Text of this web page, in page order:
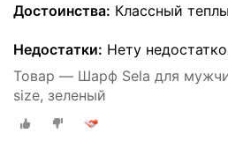
Достоинства: Классный
Недостатки: Нету
Товар — Шарф Sela для
size, зеленый